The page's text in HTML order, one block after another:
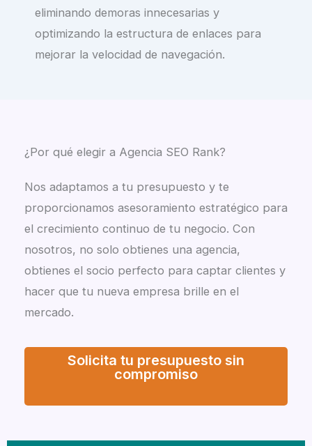
eliminando demoras innecesarias y
optimizando la estructura de enlaces para
mejorar la velocidad de navegación.
¿Por qué elegir a Agencia SEO Rank?​
Nos adaptamos a tu presupuesto y te
proporcionamos asesoramiento estratégico para
el crecimiento continuo de tu negocio. Con
nosotros, no solo obtienes una agencia,
obtienes el socio perfecto para captar clientes y
hacer que tu nueva empresa brille en el
mercado.
Solicita tu presupuesto sin
compromiso